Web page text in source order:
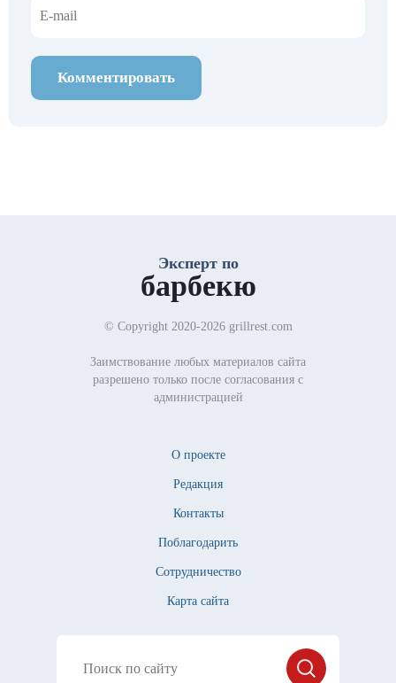
Комментировать
Эксперт по
барбекю
© Copyright 2020-2026 grillrest.com
Заимствование любых материалов сайта
разрешено только после согласования с
администрацией
О проекте
Редакция
Контакты
Поблагодарить
Сотрудничество
Карта сайта